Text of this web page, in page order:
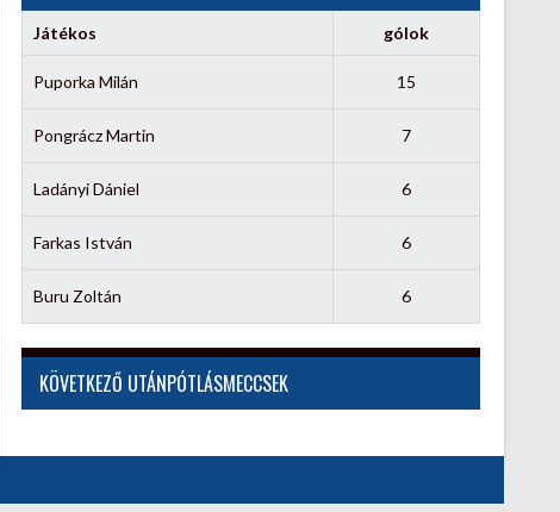
Játékos gólok
Puporka Milán 15
Pongrácz Martin 7
Ladányi Dániel 6
Farkas István 6
Buru Zoltán 6
KÖVETKEZŐ UTÁNPÓTLÁSMECCSEK